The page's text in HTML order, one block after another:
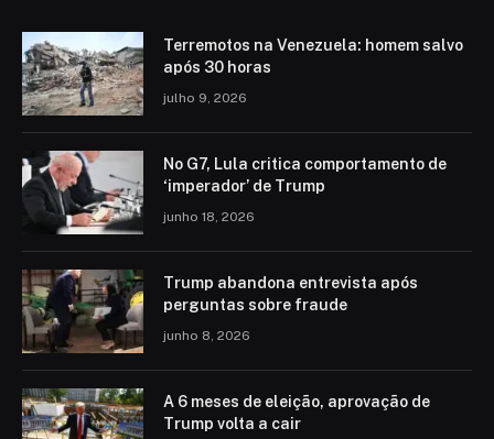
Terremotos na Venezuela: homem salvo
após 30 horas
julho 9, 2026
No G7, Lula critica comportamento de
‘imperador’ de Trump
junho 18, 2026
Trump abandona entrevista após
perguntas sobre fraude
junho 8, 2026
A 6 meses de eleição, aprovação de
Trump volta a cair